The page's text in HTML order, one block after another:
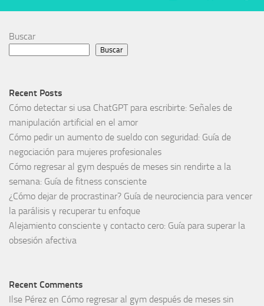
Buscar
Buscar
Recent Posts
Cómo detectar si usa ChatGPT para escribirte: Señales de
manipulación artificial en el amor
Cómo pedir un aumento de sueldo con seguridad: Guía de
negociación para mujeres profesionales
Cómo regresar al gym después de meses sin rendirte a la
semana: Guía de fitness consciente
¿Cómo dejar de procrastinar? Guía de neurociencia para vencer
la parálisis y recuperar tu enfoque
Alejamiento consciente y contacto cero: Guía para superar la
obsesión afectiva
Recent Comments
Ilse Pérez en Cómo regresar al gym después de meses sin